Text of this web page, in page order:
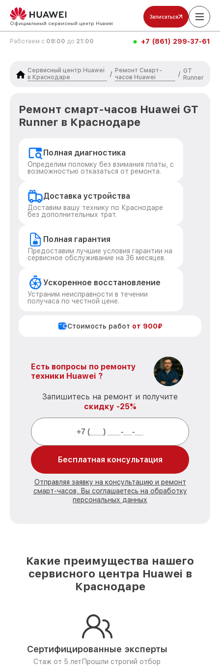
Официальный сервисный центр Huawei
Записаться
Работаем с 09:00 до 21:00 +7 (861) 299-37-61
Сервисный центр Huawei
в Краснодаре
/
Ремонт Смарт-
часов Huawei
/ GT
Runner
Ремонт смарт-часов Huawei GT
Runner в Краснодаре
Полная диагностика
Определим поломку без взимания платы, с
возможностью отказаться от ремонта.
Доставка устройства
Доставим вашу технику по Краснодаре
без дополнительных трат.
Полная гарантия
Предоставим лучшие условия гарантии на
сервисное обслуживание на 36 месяцев.
Ускоренное восстановление
Устраним неисправности в течении
получаса по честной цене.
Стоимость работ от 900₽
Есть вопросы по ремонту
техники Huawei ?
Запишитесь на ремонт и получите
скидку -25%
Бесплатная консультация
Отправляя заявку на консультацию и ремонт
смарт-часов, Вы соглашаетесь на обработку
персональных данных
Какие преимущества нашего
сервисного центра Huawei в
Краснодаре
Сертифицированные эксперты
Стаж от 5 лет Прошли строгий отбор